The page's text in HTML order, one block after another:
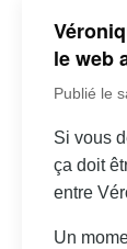
le web
Publié le
Si vous
ça doit
entre
Un